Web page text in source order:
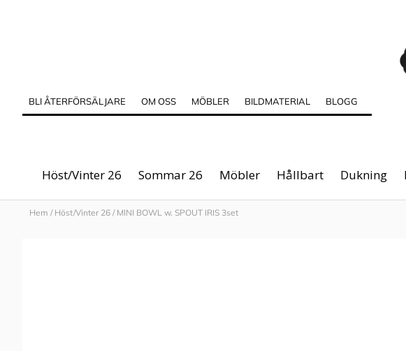
BLI ÅTERFÖRSÄLJARE OM OSS MÖBLER BILDMATERIAL BLOGG
Höst/Vinter 26 Sommar 26 Möbler Hållbart Dukning
Hem / Höst/Vinter 26 / MINI BOWL w. SPOUT IRIS 3set